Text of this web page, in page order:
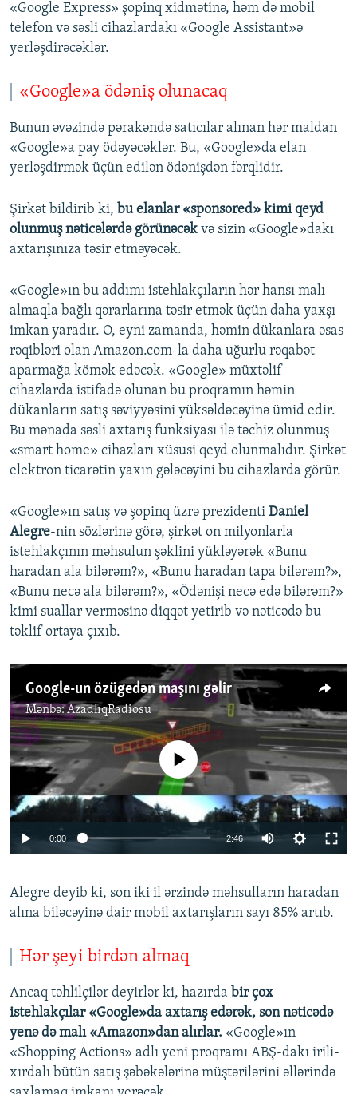
«Google Express» şopinq xidmətinə, həm də mobil
telefon və səsli cihazlardakı «Google Assistant»ə
yerləşdirəcəklər.
«Google»a ödəniş olunacaq
Bunun əvəzində pərakəndə satıcılar alınan hər maldan
«Google»a pay ödəyəcəklər. Bu, «Google»da elan
yerləşdirmək üçün edilən ödənişdən fərqlidir.
Şirkət bildirib ki, bu elanlar «sponsored» kimi qeyd
olunmuş nəticələrdə görünəcəkvə sizin «Google»dakı
axtarışınıza təsir etməyəcək.
«Google»ın bu addımı istehlakçıların hər hansı malı
almaqla bağlı qərarlarına təsir etmək üçün daha yaxşı
imkan yaradır. O, eyni zamanda, həmin dükanlara əsas
rəqibləri olan Amazon.com-la daha uğurlu rəqabət
aparmağa kömək edəcək. «Google» müxtəlif
cihazlarda istifadə olunan bu proqramın həmin
dükanların satış səviyyəsini yüksəldəcəyinə ümid edir.
Bu mənada səsli axtarış funksiyası ilə təchiz olunmuş
«smart home» cihazları xüsusi qeyd olunmalıdır. Şirkət
elektron ticarətin yaxın gələcəyini bu cihazlarda görür.
«Google»ın satış və şopinq üzrə prezidenti Daniel
Alegre-nin sözlərinə görə, şirkət on milyonlarla
istehlakçının məhsulun şəklini yükləyərək «Bunu
haradan ala bilərəm?», «Bunu haradan tapa bilərəm?»,
«Bunu necə ala bilərəm?», «Ödənişi necə edə bilərəm?»
kimi suallar verməsinə diqqət yetirib və nəticədə bu
təklif ortaya çıxıb.
Google-un özügedən maşını gəlir
Mənbə:AzadlıqRadiosu
No media source currently available
0:00 2:46
Alegre deyib ki, son iki il ərzində məhsulların haradan
alına biləcəyinə dair mobil axtarışların sayı 85% artıb.
Hər şeyi birdən almaq
Ancaq təhlilçilər deyirlər ki, hazırda bir çox
istehlakçılar «Google»da axtarış edərək, son nəticədə
yenə də malı «Amazon»dan alırlar. «Google»ın
«Shopping Actions» adlı yeni proqramı ABŞ-dakı irili-
xırdalı bütün satış şəbəkələrinə müştərilərini əllərində